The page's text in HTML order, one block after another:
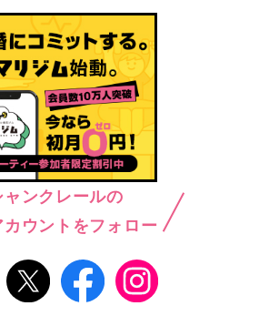
ャンクレールの
カウントをフォロー